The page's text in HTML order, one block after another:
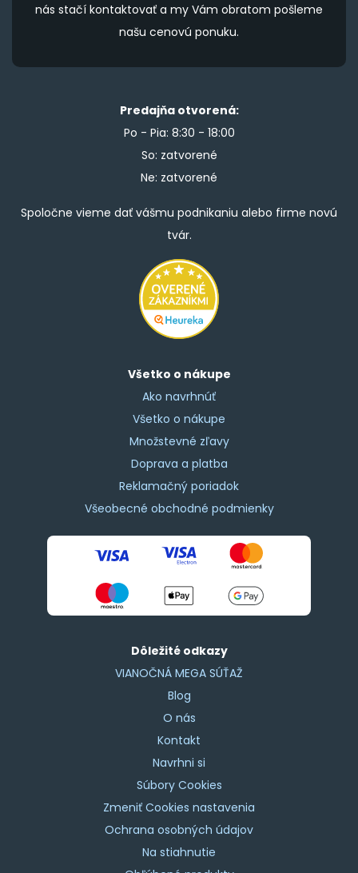
nás stačí kontaktovať a my Vám obratom pošleme
našu cenovú ponuku.
Predajňa otvorená:
Po - Pia: 8:30 - 18:00
So: zatvorené
Ne: zatvorené
Spoločne vieme dať vášmu podnikaniu alebo firme novú
tvár.
Všetko o nákupe
Ako navrhnúť
Všetko o nákupe
Množstevné zľavy
Doprava a platba
Reklamačný poriadok
Všeobecné obchodné podmienky
Dôležité odkazy
VIANOČNÁ MEGA SÚŤAŽ
Blog
O nás
Kontakt
Navrhni si
Súbory Cookies
Zmeniť Cookies nastavenia
Ochrana osobných údajov
Na stiahnutie